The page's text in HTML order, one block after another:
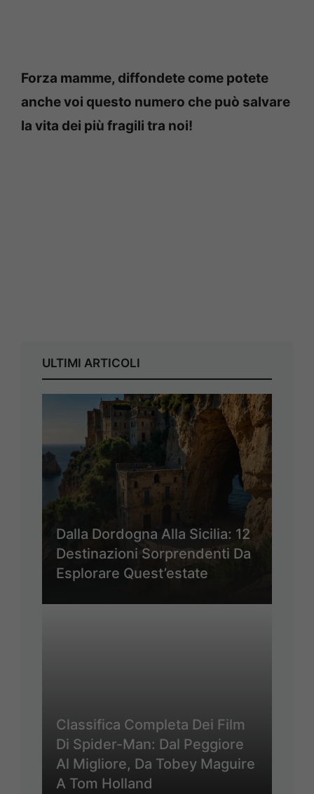
Forza mamme, diffondete come potete
anche voi questo numero che può salvare
la vita dei più fragili tra noi!
ULTIMI ARTICOLI
Dalla Dordogna Alla Sicilia: 12
Destinazioni Sorprendenti Da
Esplorare Quest’estate
Classifica Completa Dei Film
Di Spider-Man: Dal Peggiore
Al Migliore, Da Tobey Maguire
A Tom Holland